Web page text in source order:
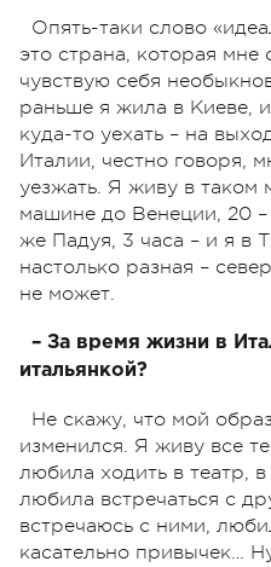
Опять-таки слово
это страна, которая мне
чувствую себя
раньше я жила в Киеве,
куда-то уехать – на
Италии, честно говоря,
уезжать. Я живу в таком
машине до Венеции, 20 –
же Падуя, 3 часа – и я в
настолько разная –
не может.
– За время жизни в
итальянкой?
Не скажу, что мой
изменился. Я живу все
любила ходить в театр,
любила встречаться с
встречаюсь с ними,
касательно привычек…